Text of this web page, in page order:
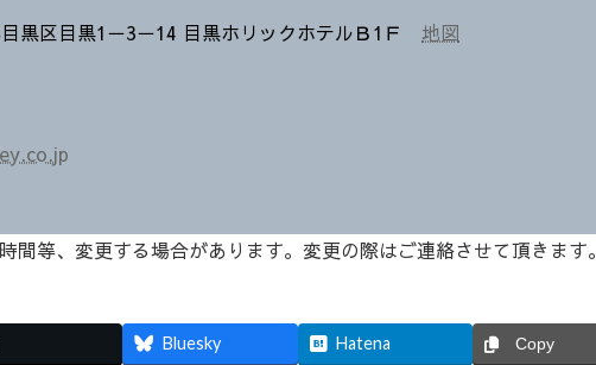
黒区目黒1－3－14 目黒ホリックホテルＢ1Ｆ 地図
間等、変更する場合があります。変更の際はご連絡させて頂きます。
Bluesky Hatena Copy